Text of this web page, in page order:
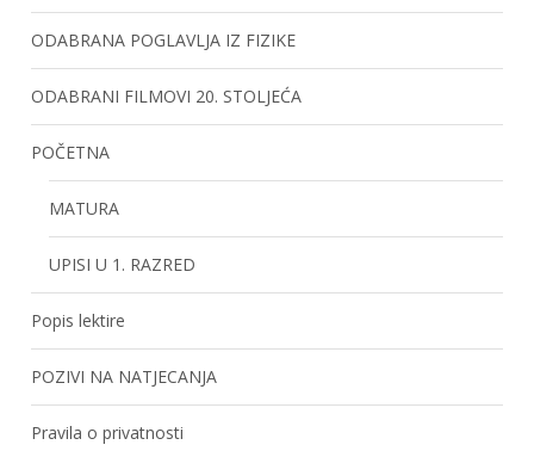
ODABRANA POGLAVLJA IZ FIZIKE
ODABRANI FILMOVI 20. STOLJEĆA
POČETNA
MATURA
UPISI U 1. RAZRED
Popis lektire
POZIVI NA NATJECANJA
Pravila o privatnosti